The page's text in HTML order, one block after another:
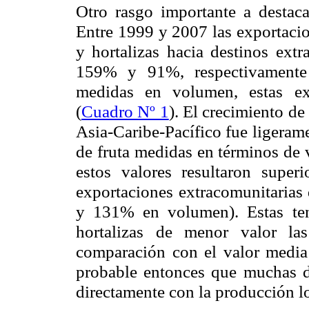
Otro rasgo importante a
Entre 1999 y 2007 las
y hortalizas hacia destinos
159% y 91%,
medidas en volumen, estas
(Cuadro Nº 1). El crecimiento
Asia-Caribe-Pacífico fue
de fruta medidas en términos
estos valores resultaron
exportaciones
y 131% en volumen). Estas
hortalizas de menor valor
comparación con el valor
probable entonces que muchas
directamente con la producción